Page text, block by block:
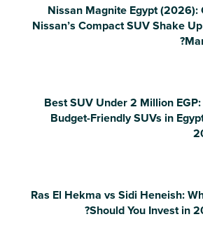
Nissan Magnite Egypt (2026):
Nissan’s Compact SUV Shake
Best SUV Under 2 Million EGP:
Budget-Friendly SUVs in
Ras El Hekma vs Sidi Heneish:
Should You Invest in